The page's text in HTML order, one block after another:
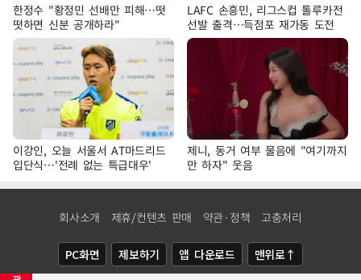
한정수 "황정민 선배만 피해…떳
떳하면 신분 공개하라"
LAFC 손흥민, 리그스컵 톨루카전
선발 출격…득점포 재가동 도전
이강인, 오늘 서울서 AT마드리드
입단식…'전례 없는 특급대우'
제니, 동거 여부 물음에 "여기까지
만 하자" 웃음
회사소개 제휴/컨텐츠 판매 약관·정책 고충처리
PC화면 제보하기 앱 다운로드 맨위로↑